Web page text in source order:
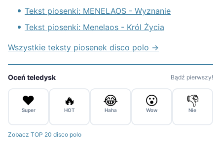
Tekst piosenki: MENELAOS - Wyznanie
Tekst piosenki: Menelaos - Król Życia
Wszystkie teksty piosenek disco polo →
Oceń teledysk Bądź pierwszy!
❤️
Super
🔥
HOT
😂
Haha
😮
Wow
👎
Nie
Zobacz TOP 20 disco polo